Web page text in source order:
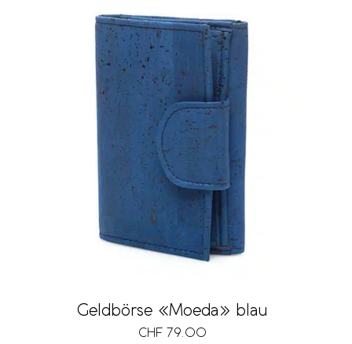
Geldbörse «Moeda» blau
CHF 79.00